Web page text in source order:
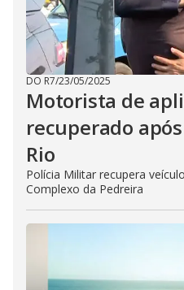
DO R7/23/05/2025
Motorista de
recuperado
Rio
Polícia Militar recupera
Complexo da Pedreira